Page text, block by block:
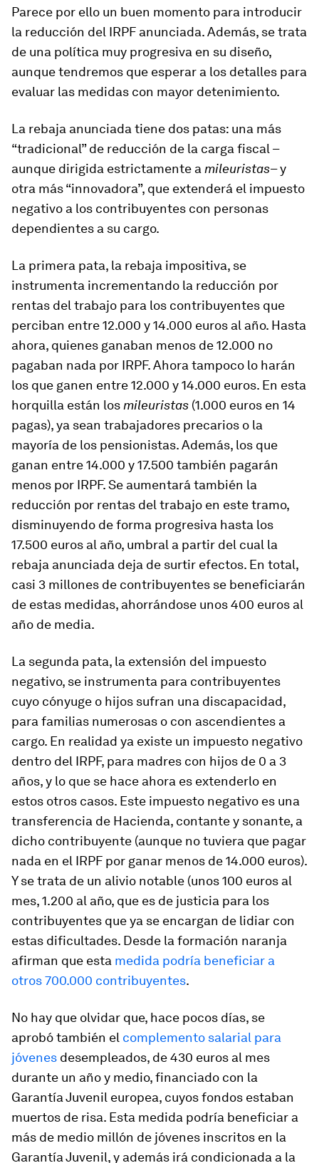
Parece por ello un buen momento para introducir
la reducción del IRPF anunciada. Además, se trata
de una política muy progresiva en su diseño,
aunque tendremos que esperar a los detalles para
evaluar las medidas con mayor detenimiento.
La rebaja anunciada tiene dos patas: una más
“tradicional” de reducción de la carga fiscal –
aunque dirigida estrictamente a mileuristas– y
otra más “innovadora”, que extenderá el impuesto
negativo a los contribuyentes con personas
dependientes a su cargo.
La primera pata, la rebaja impositiva, se
instrumenta incrementando la reducción por
rentas del trabajo para los contribuyentes que
perciban entre 12.000 y 14.000 euros al año. Hasta
ahora, quienes ganaban menos de 12.000 no
pagaban nada por IRPF. Ahora tampoco lo harán
los que ganen entre 12.000 y 14.000 euros. En esta
horquilla están los mileuristas (1.000 euros en 14
pagas), ya sean trabajadores precarios o la
mayoría de los pensionistas. Además, los que
ganan entre 14.000 y 17.500 también pagarán
menos por IRPF. Se aumentará también la
reducción por rentas del trabajo en este tramo,
disminuyendo de forma progresiva hasta los
17.500 euros al año, umbral a partir del cual la
rebaja anunciada deja de surtir efectos. En total,
casi 3 millones de contribuyentes se beneficiarán
de estas medidas, ahorrándose unos 400 euros al
año de media.
La segunda pata, la extensión del impuesto
negativo, se instrumenta para contribuyentes
cuyo cónyuge o hijos sufran una discapacidad,
para familias numerosas o con ascendientes a
cargo. En realidad ya existe un impuesto negativo
dentro del IRPF, para madres con hijos de 0 a 3
años, y lo que se hace ahora es extenderlo en
estos otros casos. Este impuesto negativo es una
transferencia de Hacienda, contante y sonante, a
dicho contribuyente (aunque no tuviera que pagar
nada en el IRPF por ganar menos de 14.000 euros).
Y se trata de un alivio notable (unos 100 euros al
mes, 1.200 al año, que es de justicia para los
contribuyentes que ya se encargan de lidiar con
estas dificultades. Desde la formación naranja
afirman que esta medida podría beneficiar a
otros 700.000 contribuyentes.
No hay que olvidar que, hace pocos días, se
aprobó también el complemento salarial para
jóvenes desempleados, de 430 euros al mes
durante un año y medio, financiado con la
Garantía Juvenil europea, cuyos fondos estaban
muertos de risa. Esta medida podría beneficiar a
más de medio millón de jóvenes inscritos en la
Garantía Juvenil, y además irá condicionada a la